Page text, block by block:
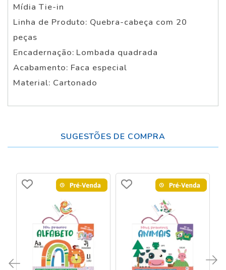
Mídia Tie-in
Linha de Produto: Quebra-cabeça com 20
peças
Encadernação: Lombada quadrada
Acabamento: Faca especial
Material: Cartonado
SUGESTÕES DE COMPRA